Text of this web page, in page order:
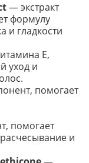
— экстракт
формулу
и гладкости
E,
уход и
помогает
помогает
и